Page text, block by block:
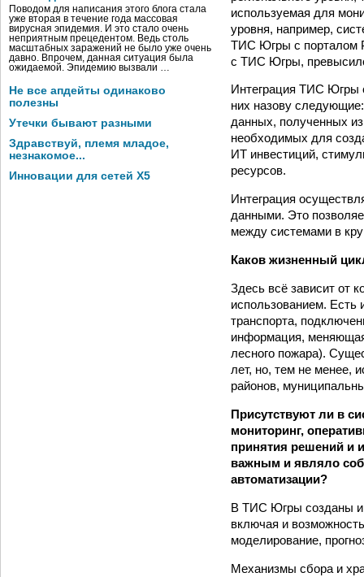
Поводом для написания этого блога стала
уже вторая в течение года массовая
вирусная эпидемия. И это стало очень
неприятным прецедентом. Ведь столь
масштабных заражений не было уже очень
давно. Впрочем, данная ситуация была
ожидаемой. Эпидемию вызвали …
Не все апдейты одинаково
полезны
Утечки бывают разными
Здравствуй, племя младое,
незнакомое...
Инновации для сетей X5
используемая для
уровня, например,
ТИС Югры с порталом
с ТИС Югры,
Интеграция ТИС Югры
них назову
данных, полученных
необходимых для
ИТ инвестиций,
ресурсов.
Интеграция
данными. Это
между системами в
Каков жизненный
Здесь всё зависит от
использованием. Есть
транспорта,
информация,
лесного пожара).
лет, но, тем не менее,
районов,
Присутствуют ли в
мониторинг,
принятия решений и
важным и являло
автоматизации?
В ТИС Югры созданы и
включая и
моделирование,
Механизмы сбора и